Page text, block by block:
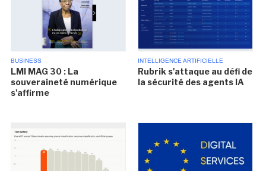
BUSINESS
LMI MAG 30 : La
souveraineté numérique
s'affirme
INTELLIGENCE ARTIFICIELLE
Rubrik s'attaque au défi de
la sécurité des agents IA